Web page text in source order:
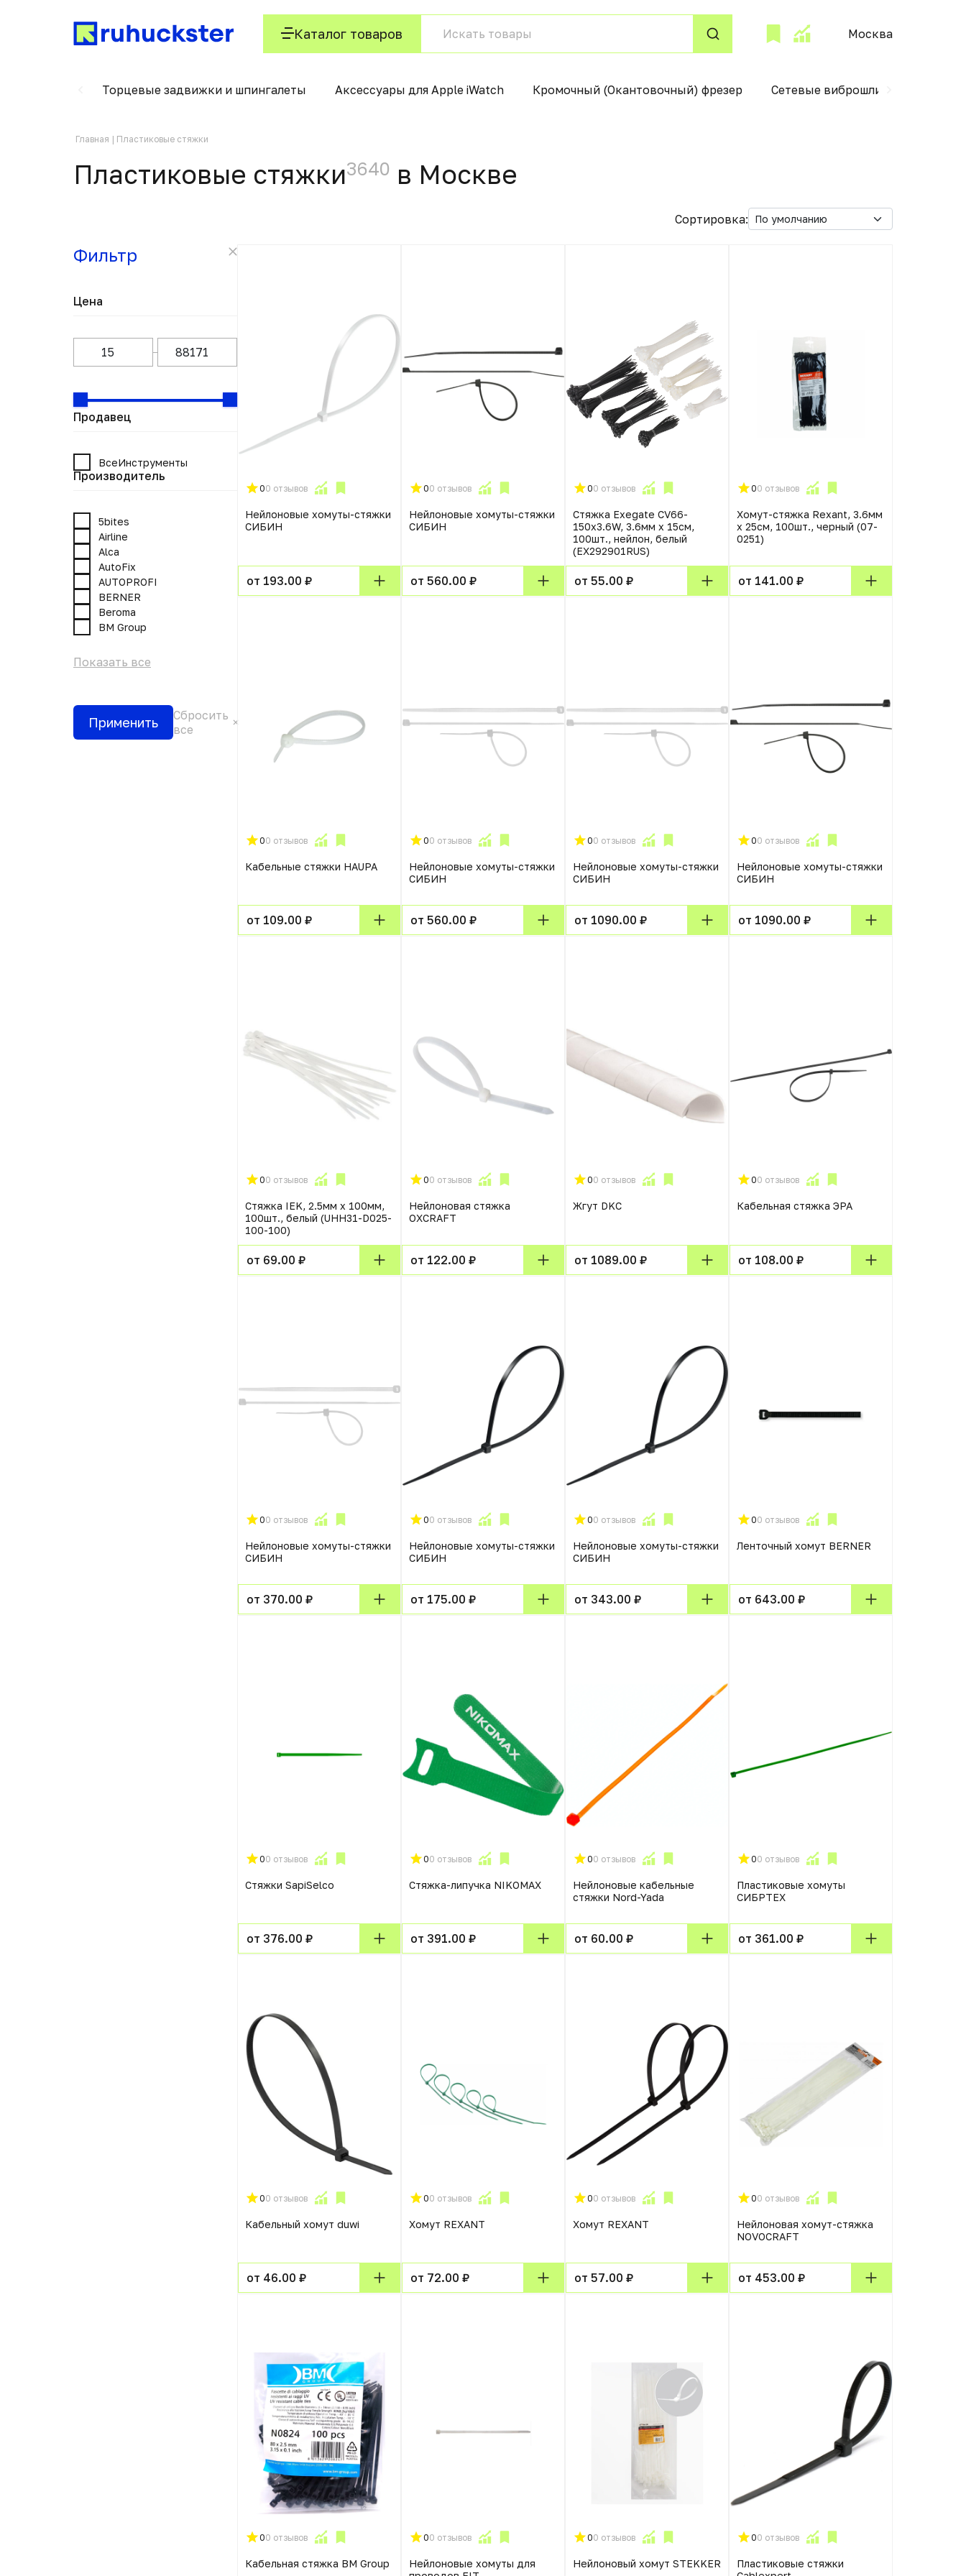
Каталог товаров Москва
Торцевые задвижки и шпингалеты Аксессуары для Apple iWatch Кромочный (Окантовочный) фрезер Сетевые виброшлифмашины
Главная Пластиковые стяжки
Пластиковые стяжки3640 в Москвe
Сортировка:
Фильтр
Цена
Продавец
ВсеИнструменты
Производитель
5bites
Airline
Alca
AutoFix
AUTOPROFI
BERNER
Beroma
BM Group
Показать все
Применить
Сбросить
все
00 отзывов
Нейлоновые хомуты-стяжки
СИБИН
от 193.00 ₽
00 отзывов
Нейлоновые хомуты-стяжки
СИБИН
от 560.00 ₽
00 отзывов
Стяжка Exegate CV66-
150x3.6W, 3.6мм x 15см,
100шт., нейлон, белый
(EX292901RUS)
от 55.00 ₽
00 отзывов
Хомут-стяжка Rexant, 3.6мм
x 25см, 100шт., черный (07-
0251)
от 141.00 ₽
00 отзывов
Кабельные стяжки HAUPA
от 109.00 ₽
00 отзывов
Нейлоновые хомуты-стяжки
СИБИН
от 560.00 ₽
00 отзывов
Нейлоновые хомуты-стяжки
СИБИН
от 1090.00 ₽
00 отзывов
Нейлоновые хомуты-стяжки
СИБИН
от 1090.00 ₽
00 отзывов
Стяжка IEK, 2.5мм x 100мм,
100шт., белый (UHH31-D025-
100-100)
от 69.00 ₽
00 отзывов
Нейлоновая стяжка
OXCRAFT
от 122.00 ₽
00 отзывов
Жгут DKC
от 1089.00 ₽
00 отзывов
Кабельная стяжка ЭРА
от 108.00 ₽
00 отзывов
Нейлоновые хомуты-стяжки
СИБИН
от 370.00 ₽
00 отзывов
Нейлоновые хомуты-стяжки
СИБИН
от 175.00 ₽
00 отзывов
Нейлоновые хомуты-стяжки
СИБИН
от 343.00 ₽
00 отзывов
Ленточный хомут BERNER
от 643.00 ₽
00 отзывов
Стяжки SapiSelco
от 376.00 ₽
00 отзывов
Стяжка-липучка NIKOMAX
от 391.00 ₽
00 отзывов
Нейлоновые кабельные
стяжки Nord-Yada
от 60.00 ₽
00 отзывов
Пластиковые хомуты
СИБРТЕХ
от 361.00 ₽
00 отзывов
Кабельный хомут duwi
от 46.00 ₽
00 отзывов
Хомут REXANT
от 72.00 ₽
00 отзывов
Хомут REXANT
от 57.00 ₽
00 отзывов
Нейлоновая хомут-стяжка
NOVOCRAFT
от 453.00 ₽
00 отзывов
Кабельная стяжка BM Group
00 отзывов
Нейлоновые хомуты для
00 отзывов
Нейлоновый хомут STEKKER
00 отзывов
Пластиковые стяжки